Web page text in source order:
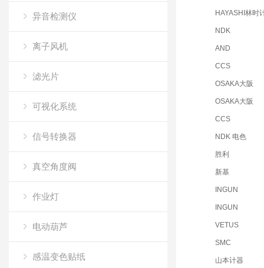
异音检测仪
离子风机
滤光片
可视化系统
信号转换器
真空角度阀
作业灯
电动葫芦
感温变色贴纸
HAYASHI林时
NDK
AND
CCS
OSAKA大阪
OSAKA大阪
CCS
NDK 电色
胜利
新基
INGUN
INGUN
VETUS
SMC
山本计器